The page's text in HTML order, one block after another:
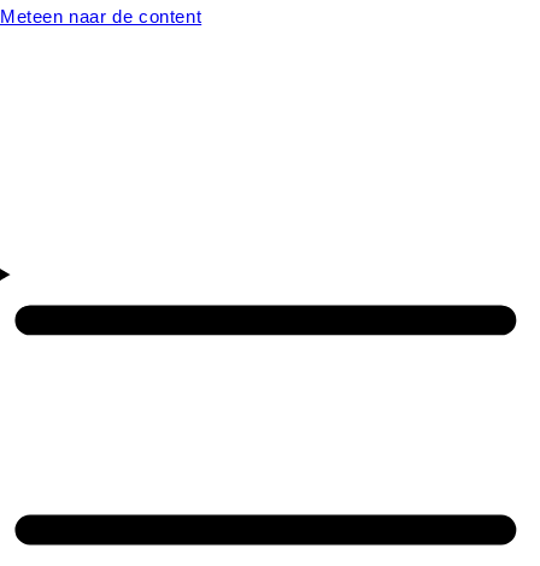
Meteen naar de content